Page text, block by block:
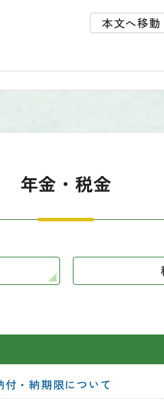
本文へ移動
年金・税金
付・納期限について